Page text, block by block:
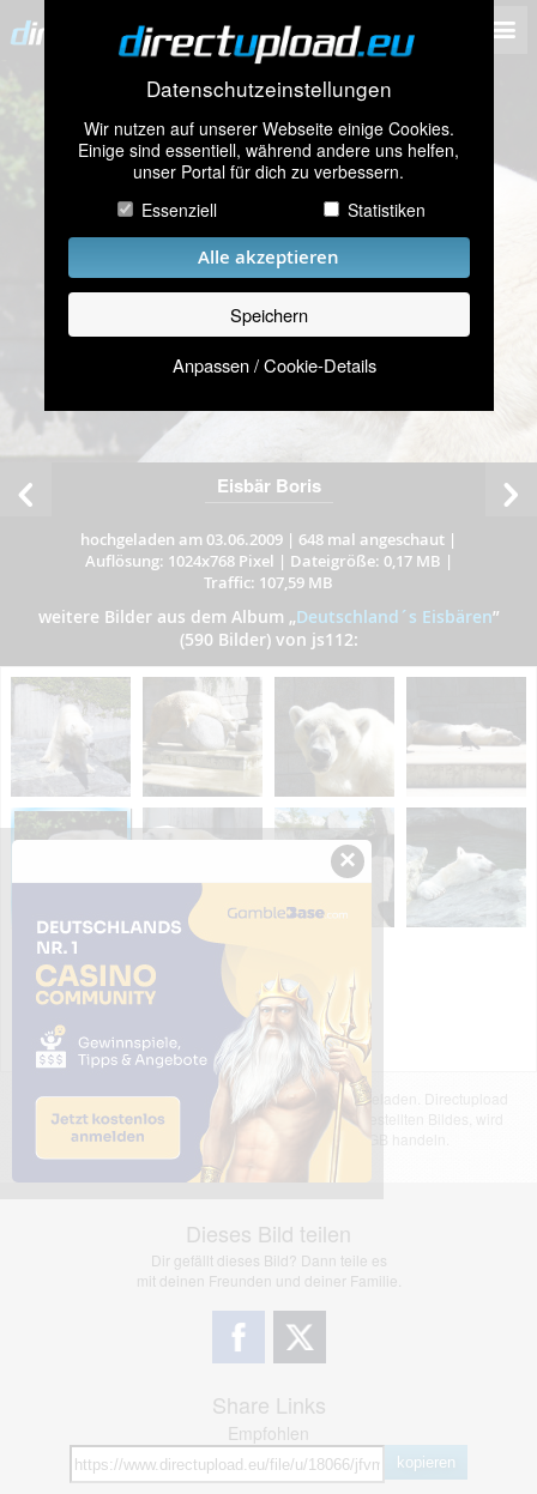
Datenschutzeinstellungen
Wir nutzen auf unserer Webseite einige Cookies.
Einige sind essentiell, während andere uns helfen,
unser Portal für dich zu verbessern.
Essenziell
Statistiken
Alle akzeptieren
Speichern
Anpassen / Cookie-Details
Eisbär Boris
hochgeladen am 03.06.2009 | 648 mal angeschaut |
Auflösung: 1024x768 Pixel | Dateigröße: 0,17 MB |
Traffic: 107,59 MB
weitere Bilder aus dem Album „Deutschland´s Eisbären”
(590 Bilder) von js112:
Das dargestellte Bild wurde von einem Nutzer hochgeladen. Directupload
übernimmt keinerlei Haftung für den Inhalt des dargestellten Bildes, wird
jedoch bei Verstößen nach §2(3) unserer AGB handeln.
Dieses Bild teilen
Dir gefällt dieses Bild? Dann teile es
mit deinen Freunden und deiner Familie.
Share Links
Empfohlen
kopieren
×